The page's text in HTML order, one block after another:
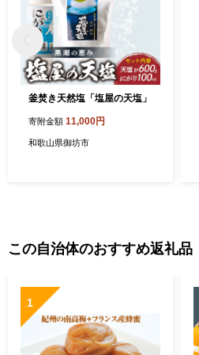
釜焚き天然塩「塩屋の天塩」
寄附金額 11,000円
和歌山県御坊市
この自治体のおすすめ返礼品
1